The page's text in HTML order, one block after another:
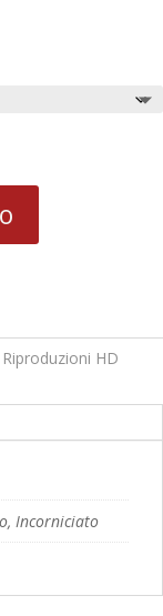
Riproduzioni HD
Incorniciato